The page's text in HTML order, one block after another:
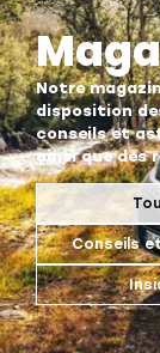
Notre
disposition
conseils et
ainsi que des
Conseils